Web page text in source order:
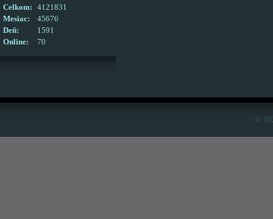
Online: 70
Celkom:
4121831
Mesiac:
45676
Deň:
1591
©